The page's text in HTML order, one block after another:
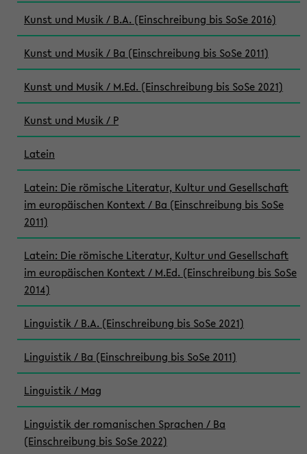
Kunst und Musik / B.A. (Einschreibung bis SoSe 2016)
Kunst und Musik / Ba (Einschreibung bis SoSe 2011)
Kunst und Musik / M.Ed. (Einschreibung bis SoSe 2021)
Kunst und Musik / P
Latein
Latein: Die römische Literatur, Kultur und Gesellschaft
im europäischen Kontext / Ba (Einschreibung bis SoSe
2011)
Latein: Die römische Literatur, Kultur und Gesellschaft
im europäischen Kontext / M.Ed. (Einschreibung bis SoSe
2014)
Linguistik / B.A. (Einschreibung bis SoSe 2021)
Linguistik / Ba (Einschreibung bis SoSe 2011)
Linguistik / Mag
Linguistik der romanischen Sprachen / Ba
(Einschreibung bis SoSe 2022)